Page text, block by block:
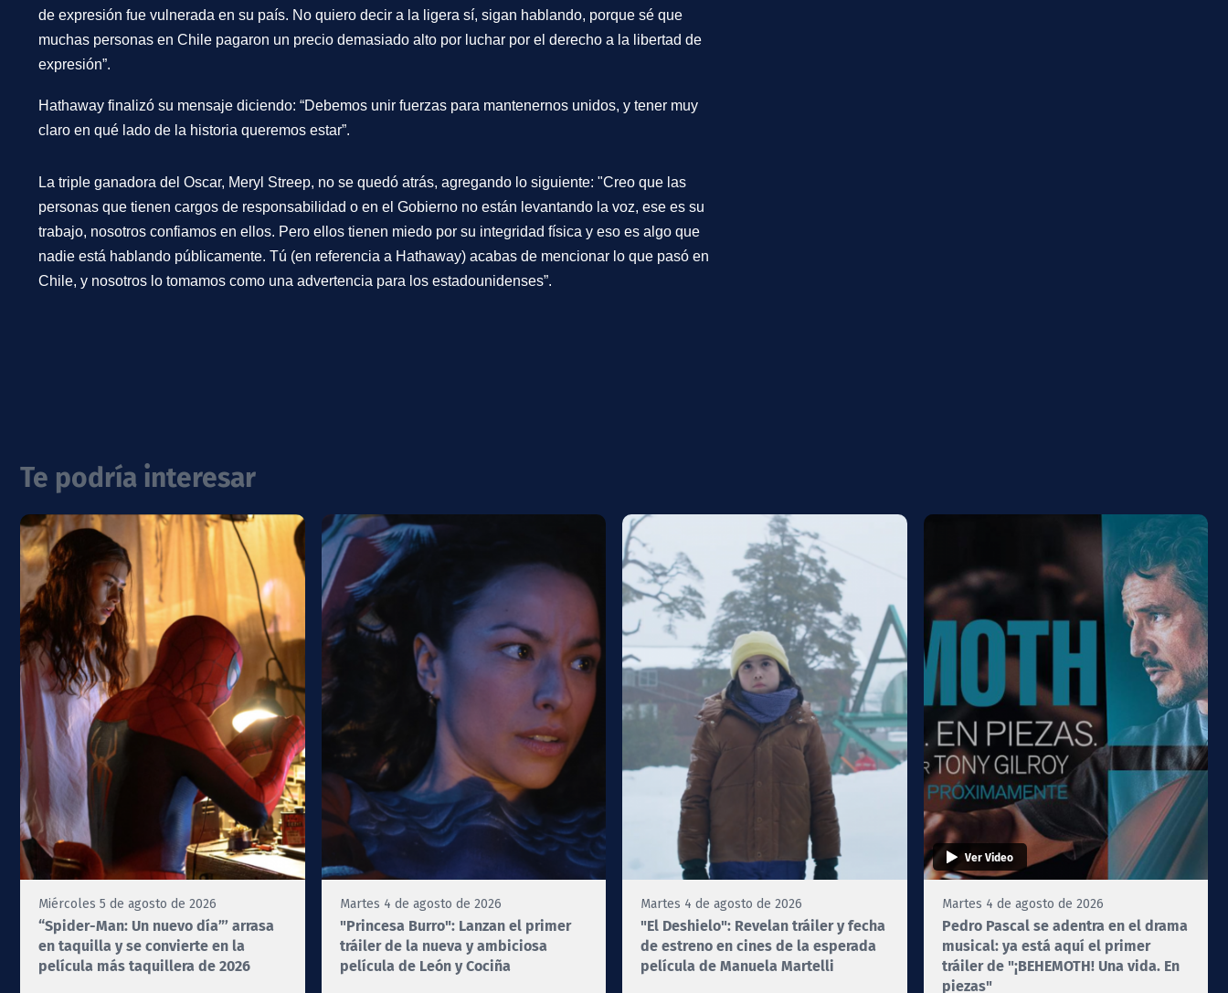
de expresión fue vulnerada en su país. No quiero decir a la ligera sí, sigan hablando, porque sé que
muchas personas en Chile pagaron un precio demasiado alto por luchar por el derecho a la libertad de
expresión”.
Hathaway finalizó su mensaje diciendo: “Debemos unir fuerzas para mantenernos unidos, y tener muy
claro en qué lado de la historia queremos estar”.
La triple ganadora del Oscar, Meryl Streep, no se quedó atrás, agregando lo siguiente: "Creo que las
personas que tienen cargos de responsabilidad o en el Gobierno no están levantando la voz, ese es su
trabajo, nosotros confiamos en ellos. Pero ellos tienen miedo por su integridad física y eso es algo que
nadie está hablando públicamente. Tú (en referencia a Hathaway) acabas de mencionar lo que pasó en
Chile, y nosotros lo tomamos como una advertencia para los estadounidenses”.
Te podría interesar
Miércoles 5 de agosto de 2026
“Spider-Man: Un nuevo día”’ arrasa
en taquilla y se convierte en la
película más taquillera de 2026
Martes 4 de agosto de 2026
"Princesa Burro": Lanzan el primer
tráiler de la nueva y ambiciosa
película de León y Cociña
Martes 4 de agosto de 2026
"El Deshielo": Revelan tráiler y fecha
de estreno en cines de la esperada
película de Manuela Martelli
Ver Video
Martes 4 de agosto de 2026
Pedro Pascal se adentra en el drama
musical: ya está aquí el primer
tráiler de "¡BEHEMOTH! Una vida. En
piezas"